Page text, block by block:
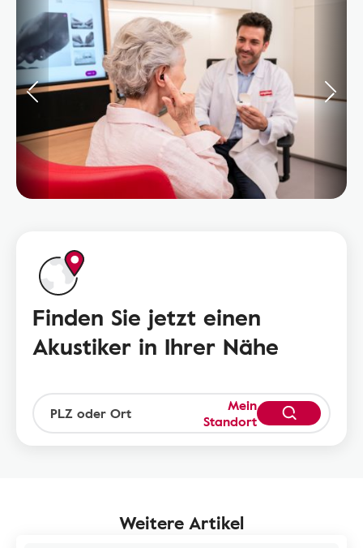
Finden Sie jetzt einen
Akustiker in Ihrer Nähe
Mein
Standort
Weitere Artikel